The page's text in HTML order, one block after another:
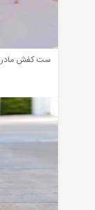
ست کفش